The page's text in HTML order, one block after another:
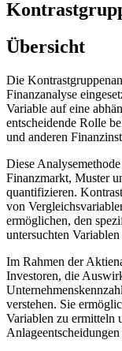
Übersicht
Die
Finanzanalyse
Variable auf eine
entscheidende Rolle
und anderen
Diese
Finanzmarkt, Muster
quantifizieren.
von
ermöglichen, den
untersuchten
Im Rahmen der
Investoren, die
verstehen. Sie
Variablen zu ermitteln